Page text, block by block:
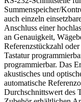
Summenspeicher/
auch einzeln
Anschluss einer
an Genauigkeit,
Referenzstückzahl
Tastatur
programmierbar. Das
akustisches und
automatische
Durchschnittswert des